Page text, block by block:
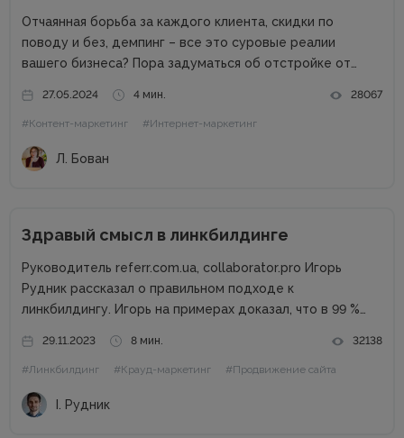
Отчаянная борьба за каждого клиента, скидки по
поводу и без, демпинг – все это суровые реалии
вашего бизнеса? Пора задуматься об отстройке от
как выделиться среди аналогичных компаний, привлечь
внимание к продуктам...
27.05.2024 4 мин. 28067
#Контент-маркетинг #Интернет-маркетинг
Л. Бован
Здравый смысл в линкбилдинге
Руководитель referr.com.ua, collaborator.pro Игорь
Рудник рассказал о правильном подходе к
линкбилдингу. Игорь на примерах доказал, что в 99 %
Сайты можно продвигать множеством способов, среди
которых есть и PBN. При этом PBN разделяются...
29.11.2023 8 мин. 32138
#Линкбилдинг #Крауд-маркетинг #Продвижение сайта
І. Рудник